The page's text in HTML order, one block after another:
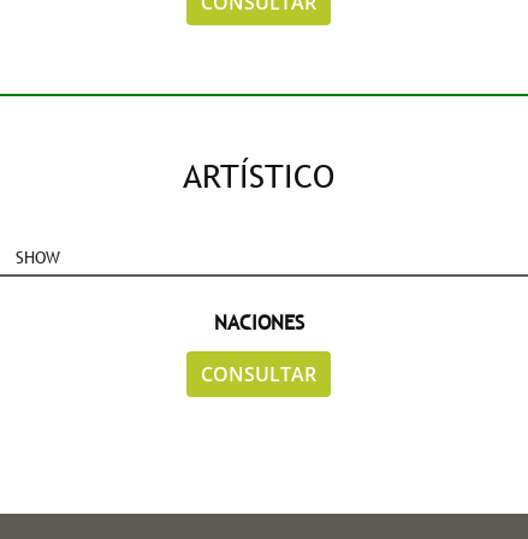
ARTÍSTICO
SHOW
NACIONES
CONSULTAR